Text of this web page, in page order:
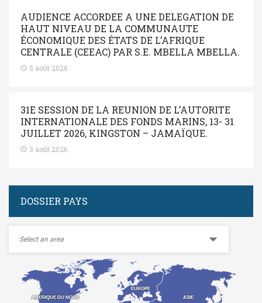
AUDIENCE ACCORDEE A UNE DELEGATION DE
HAUT NIVEAU DE LA COMMUNAUTE
ÉCONOMIQUE DES ÉTATS DE L’AFRIQUE
CENTRALE (CEEAC) PAR S.E. MBELLA MBELLA.
5 août 2026
31E SESSION DE LA REUNION DE L’AUTORITE
INTERNATIONALE DES FONDS MARINS, 13- 31
JUILLET 2026, KINGSTON – JAMAÏQUE.
3 août 2026
DOSSIER PAYS
ASIE
ASIE
EUROPE
EUROPE
AMERIQUE DU NORD
AMERIQUE DU NORD